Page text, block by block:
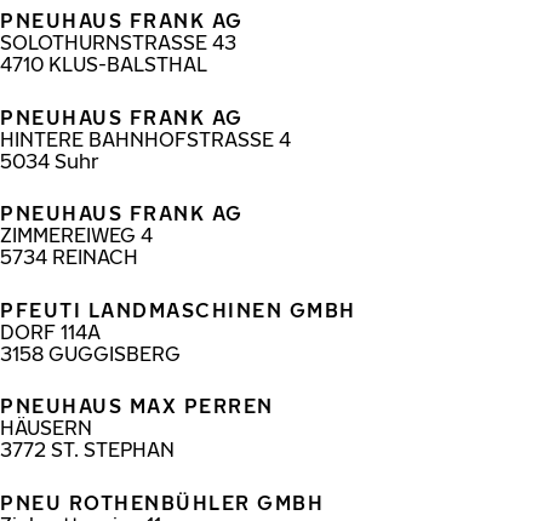
PNEUHAUS FRANK AG
SOLOTHURNSTRASSE 43
4710 KLUS-BALSTHAL
PNEUHAUS FRANK AG
HINTERE BAHNHOFSTRASSE 4
5034 Suhr
PNEUHAUS FRANK AG
ZIMMEREIWEG 4
5734 REINACH
PFEUTI LANDMASCHINEN GMBH
DORF 114A
3158 GUGGISBERG
PNEUHAUS MAX PERREN
HÄUSERN
3772 ST. STEPHAN
PNEU ROTHENBÜHLER GMBH